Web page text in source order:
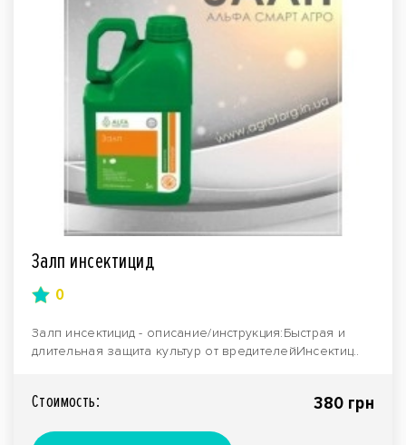
Залп инсектицид
0
Залп инсектицид - описание/инструкция:Быстрая и
длительная защита культур от вредителейИнсектиц..
Стоимость: 380 грн